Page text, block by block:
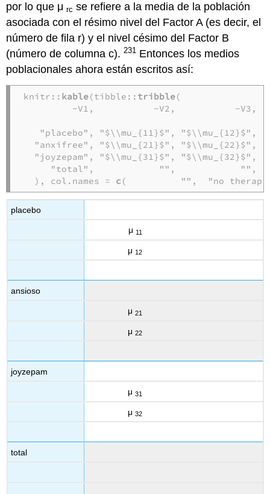
por lo que μrc se refiere a la media de la población
asociada con el résimo nivel del Factor A (es decir, el
número de fila r) y el nivel césimo del Factor B
(número de columna c).231 Entonces los medios
poblacionales ahora están escritos así:
knitr:: kable(tibble:: tribble(
~V1,           ~V2,           ~V3,
"placebo", "$\\mu_{11}$", "$\\mu_{12}$",
"anxifree", "$\\mu_{21}$", "$\\mu_{22}$",
"joyzepam", "$\\mu_{31}$", "$\\mu_{32}$",
"total",            "",            "",
  ), col.names =
c (          "",  "no
placebo
μ 11
μ 12
ansioso
μ 21
μ 22
joyzepam
μ 31
μ 32
total